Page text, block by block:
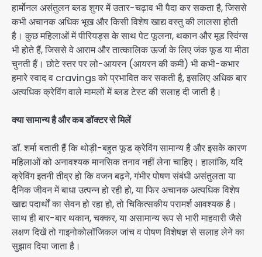
हार्मोनल असंतुलन ब्लड शुगर में उतार-चढ़ाव भी पैदा कर सकता है, जिससे
कभी अचानक अधिक भूख और किसी विशेष खाद्य वस्तु की लालसा होती
है। कुछ महिलाओं में पीरियड्स के साथ पेट फूलना, थकान और मूड स्विंग्स
भी होते हैं, जिससे वे आराम और तात्कालिक ऊर्जा के लिए जंक फूड या मीठा
चुनती हैं। छोटे स्तर पर लो-आयरन (आयरन की कमी) भी कभी-कभार
हमारे स्वाद व cravings को प्रभावित कर सकती है, इसलिए अधिक बार
अत्यधिक क्रेविंग वाले मामलों में ब्लड टेस्ट की सलाह दी जाती है।
क्या सामान्य है और कब डॉक्टर से मिलें
डॉ. शर्मा बताती हैं कि थोड़ी-बहुत फूड क्रेविंग सामान्य है और इसके कारण
महिलाओं को अनावश्यक मानसिक तनाव नहीं लेना चाहिए। हालांकि, यदि
क्रेविंग इतनी तीव्र हो कि वजन बढ़ने, गंभीर पोषण संबंधी असंतुलता या
दैनिक जीवन में बाधा उत्पन्न हो रही हो, या फिर अचानक अत्यधिक विशेष
खाद्य पदार्थों का सेवन हो रहा हो, तो चिकित्सकीय परामर्श आवश्यक है।
साथ ही बार-बार थकान, चक्कर, या असामान्य रूप से भारी माहवारी जैसे
लक्षण दिखें तो गाइनोकोलॉजिकल जांच व पोषण विशेषज्ञ से सलाह लेने का
सुझाव दिया जाता है।